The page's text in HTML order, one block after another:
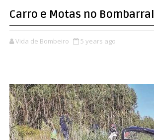
Carro e Motas no Bombarral
Vida de Bombeiro 5 years ago